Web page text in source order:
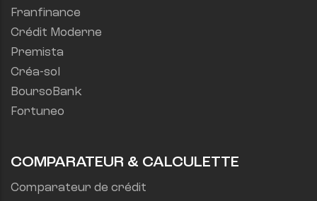
Franfinance
Crédit Moderne
Premista
Créa-sol
BoursoBank
Fortuneo
COMPARATEUR & CALCULETTE
Comparateur de crédit